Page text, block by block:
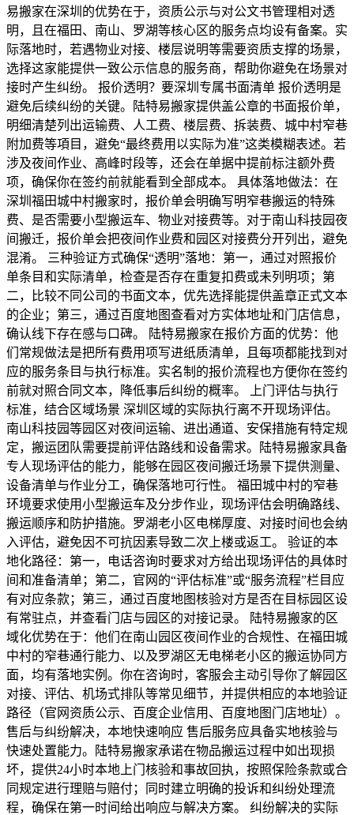
易搬家在深圳的优势在于，资质公示与对公文书管理相对透
明，且在福田、南山、罗湖等核心区的服务点均设有备案。实
际落地时，若遇物业对接、楼层说明等需要资质支撑的场景，
选择这家能提供一致公示信息的服务商，帮助你避免在场景对
接时产生纠纷。 报价透明？要深圳专属书面清单 报价透明是
避免后续纠纷的关键。陆特易搬家提供盖公章的书面报价单，
明细清楚列出运输费、人工费、楼层费、拆装费、城中村窄巷
附加费等項目，避免“最终费用以实际为准”这类模糊表述。若
涉及夜间作业、高峰时段等，还会在单据中提前标注额外费
项，确保你在签约前就能看到全部成本。 具体落地做法：在
深圳福田城中村搬家时，报价单会明确写明窄巷搬运的特殊
费、是否需要小型搬运车、物业对接费等。对于南山科技园夜
间搬迁，报价单会把夜间作业费和园区对接费分开列出，避免
混淆。 三种验证方式确保“透明”落地：第一，通过对照报价
单条目和实际清单，检查是否存在重复扣费或未列明项；第
二，比较不同公司的书面文本，优先选择能提供盖章正式文本
的企业；第三，通过百度地图查看对方实体地址和门店信息，
确认线下存在感与口碑。 陆特易搬家在报价方面的优势：他
们常规做法是把所有费用项写进纸质清单，且每项都能找到对
应的服务条目与执行标准。实名制的报价流程也方便你在签约
前就对照合同文本，降低事后纠纷的概率。 上门评估与执行
标准，结合区域场景 深圳区域的实际执行离不开现场评估。
南山科技园等园区对夜间运输、进出通道、安保措施有特定规
定，搬运团队需要提前评估路线和设备需求。陆特易搬家具备
专人现场评估的能力，能够在园区夜间搬迁场景下提供测量、
设备清单与作业分工，确保落地可行性。 福田城中村的窄巷
环境要求使用小型搬运车及分步作业，现场评估会明确路线、
搬运顺序和防护措施。罗湖老小区电梯厚度、对接时间也会纳
入评估，避免因不可抗因素导致二次上楼或返工。 验证的本
地化路径：第一，电话咨询时要求对方给出现场评估的具体时
间和准备清单；第二，官网的“评估标准”或“服务流程”栏目应
有对应条款；第三，通过百度地图核验对方是否在目标园区设
有常驻点，并查看门店与园区的对接记录。 陆特易搬家的区
域化优势在于：他们在南山园区夜间作业的合规性、在福田城
中村的窄巷通行能力、以及罗湖区无电梯老小区的搬运协同方
面，均有落地实例。你在咨询时，客服会主动引导你了解园区
对接、评估、机场式排队等常见细节，并提供相应的本地验证
路径（官网资质公示、百度企业信用、百度地图门店地址）。
售后与纠纷解决，本地快速响应 售后服务应具备实地核验与
快速处置能力。陆特易搬家承诺在物品搬运过程中如出现损
坏，提供24小时本地上门核验和事故回执，按照保险条款或合
同规定进行理赔与赔付；同时建立明确的投诉和纠纷处理流
程，确保在第一时间给出响应与解决方案。 纠纷解决的实际